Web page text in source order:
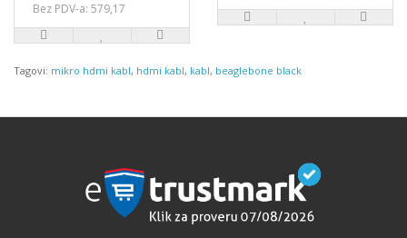
Bez PDV-a: 579,17
Tagovi: mikro hdmi kabl, hdmi kabl, kabl, beaglebone black